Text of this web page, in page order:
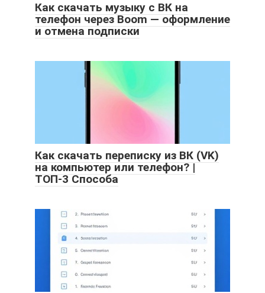
Как скачать музыку с ВК на
телефон через Boom — оформление
и отмена подписки
Как скачать переписку из ВК (VK)
на компьютер или телефон? |
ТОП-3 Способа